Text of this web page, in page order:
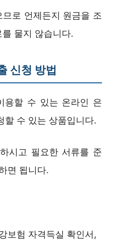
로 언제든지 원금을 조
물지 않습니다.
신청 방법
용할 수 있는 온라인 은
할 수 있는 상품입니다.
시고 필요한 서류를 준
면 됩니다.
보험 자격득실 확인서,